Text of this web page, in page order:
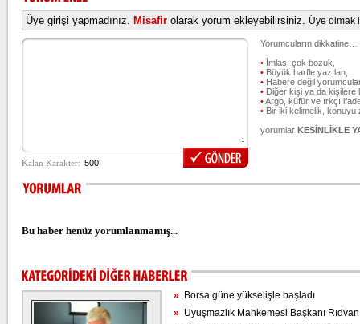
Üye girişi yapmadınız. Misafir olarak yorum ekleyebilirsiniz. Üye olmak
Yorumcuların dikkatine…
• İmlası çok bozuk,
• Büyük harfle yazılan,
• Habere değil
• Diğer kişi ya da kişilere
•Argo, küfür ve ırkçı
• Bir iki kelimelik, konuyu
yorumlar KESİNLİKLE
Bu haber henüz yorumlanmamış...
» Borsa güne yükselişle başladı
» Uyuşmazlık Mahkemesi Başkanı